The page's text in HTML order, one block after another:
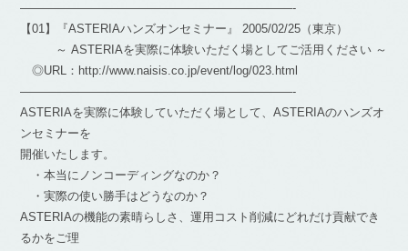
———————————————————————-
【01】『ASTERIAハンズオンセミナー』 2005/02/25（東京）
～ ASTERIAを実際に体験いただく場としてご活用ください ～
◎URL：http://www.naisis.co.jp/event/log/023.html
———————————————————————-
ASTERIAを実際に体験していただく場として、ASTERIAのハンズオ
ンセミナーを
開催いたします。
・本当にノンコーディングなのか？
・実際の使い勝手はどうなのか？
ASTERIAの機能の素晴らしさ、運用コスト削減にどれだけ貢献でき
るかをご理